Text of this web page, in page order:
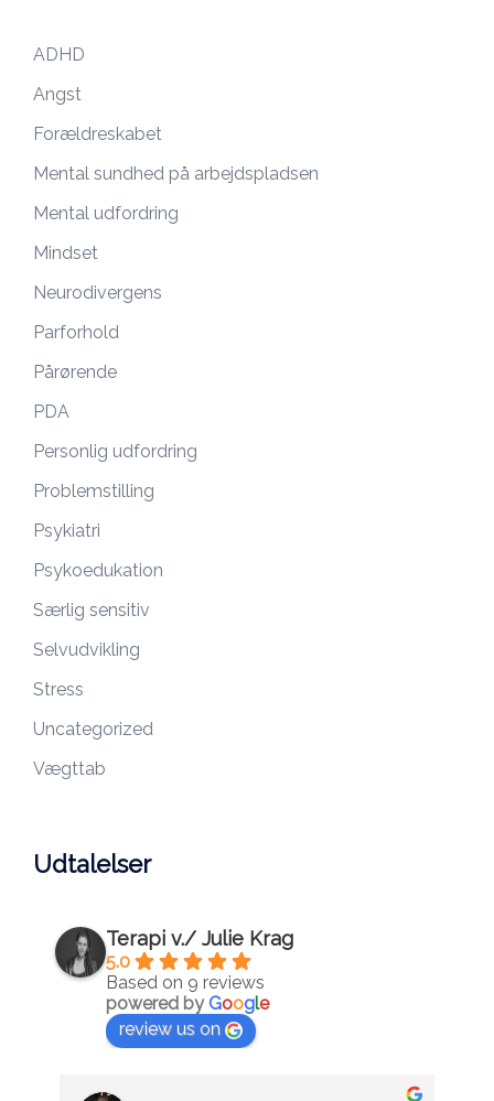
ADHD
Angst
Forældreskabet
Mental sundhed på arbejdspladsen
Mental udfordring
Mindset
Neurodivergens
Parforhold
Pårørende
PDA
Personlig udfordring
Problemstilling
Psykiatri
Psykoedukation
Særlig sensitiv
Selvudvikling
Stress
Uncategorized
Vægttab
Udtalelser
Terapi v./ Julie Krag
5.0
Based on 9 reviews
powered by Google
review us on